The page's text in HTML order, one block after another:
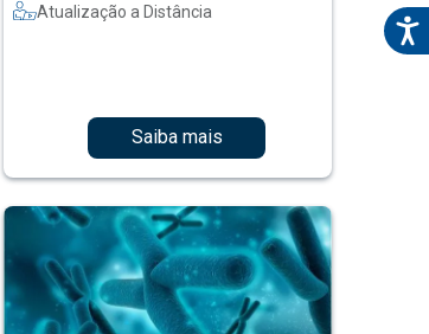
Atualização a Distância
Saiba mais